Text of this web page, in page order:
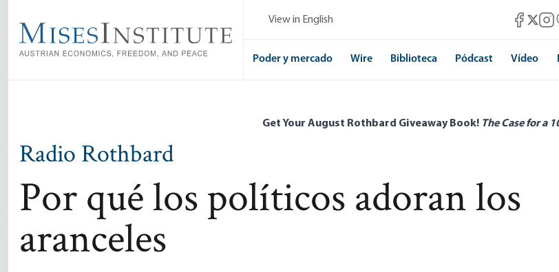
main
content
View in English MisesMises
Poder y mercado Wire Biblioteca Pódcast Vídeo
Get Your August Rothbard Giveaway Book! The Case for a
Radio Rothbard
Por qué los políticos adoran los
aranceles